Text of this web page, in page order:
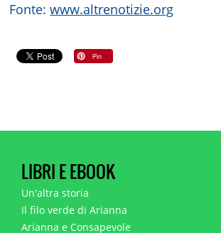
Fonte:www.altrenotizie.org
LIBRI E EBOOK
Un'altra storia
Il filo verde di Arianna
Arianna e Consapevole